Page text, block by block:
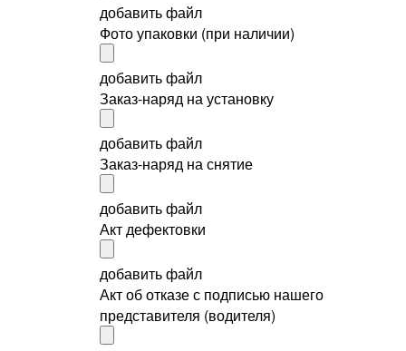
добавить файл
Фото упаковки (при наличии)
добавить файл
Заказ-наряд на установку
добавить файл
Заказ-наряд на снятие
добавить файл
Акт дефектовки
добавить файл
Акт об отказе с подписью нашего
представителя (водителя)